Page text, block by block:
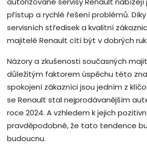
přístup a rychlé řešení problémů.
servisních středisek a kvalitní
majitelé Renault cítí být v dobrých
Názory a zkušenosti současných
důležitým faktorem úspěchu této
spokojení zákazníci jsou jedním z
se Renault stal nejprodávanějším
roce 2024. A vzhledem k jejich
pravděpodobné, že tato tendence
budoucnu.